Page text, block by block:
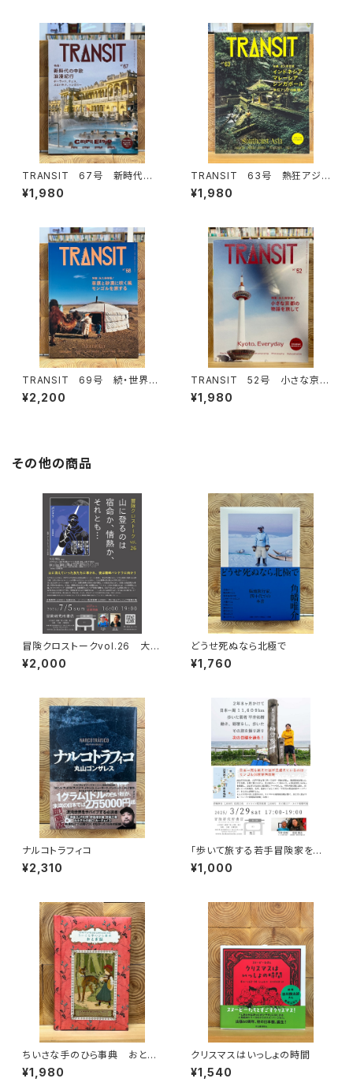
TRANSIT 67号 新時代の
中欧浪漫紀行 ポーランド、チェ
コ、スロバキア、ハンガリー
¥1,980
TRANSIT 63号 熱狂アジア
の秘境へ
¥1,980
TRANSIT 69号 続・世界の
パンをめぐる冒険 進化編
¥2,200
TRANSIT 52号 小さな京都
の物語を旅して
¥1,980
その他の商品
冒険クロストークvol.26 大石
明弘「山に登るのは 宿命か、情
熱か、それとも…」録画視聴権
¥2,000
どうせ死ぬなら北極で
¥1,760
ナルコトラフィコ
¥2,310
「歩いて旅する若手冒険家を青
田買い！平井佑樹 × 荻田泰永」
録画視聴権
¥1,000
ちいさな手のひら事典 おとぎ
話
¥1,980
クリスマスはいっしょの時間
¥1,540